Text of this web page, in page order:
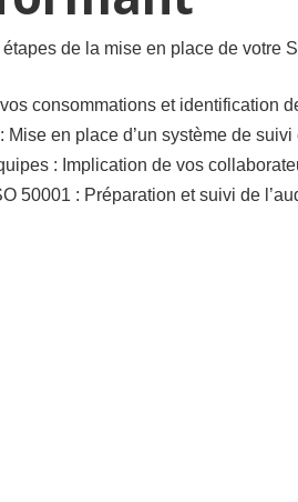
de la mise en place de votre
consommations et identification
Mise en place d’un système de
: Implication de vos
50001 : Préparation et suivi de